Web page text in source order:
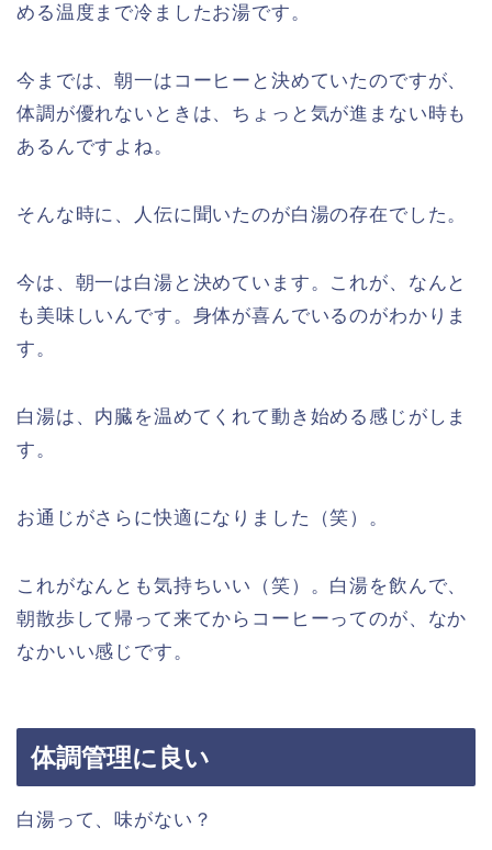
める温度まで冷ましたお湯です。
今までは、朝一はコーヒーと決めていたのですが、
体調が優れないときは、ちょっと気が進まない時も
あるんですよね。
そんな時に、人伝に聞いたのが白湯の存在でした。
今は、朝一は白湯と決めています。これが、なんと
も美味しいんです。身体が喜んでいるのがわかりま
す。
白湯は、内臓を温めてくれて動き始める感じがしま
す。
お通じがさらに快適になりました（笑）。
これがなんとも気持ちいい（笑）。白湯を飲んで、
朝散歩して帰って来てからコーヒーってのが、なか
なかいい感じです。
体調管理に良い
白湯って、味がない？